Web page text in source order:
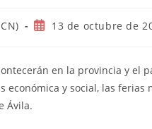
Publicación
entrada:
13 de octubre de
en la provincia y el
económica y social, las
Ávila.